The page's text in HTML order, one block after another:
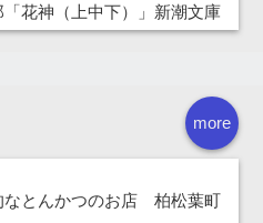
「花神（上中下）」新潮文庫
more
なとんかつのお店 柏松葉町